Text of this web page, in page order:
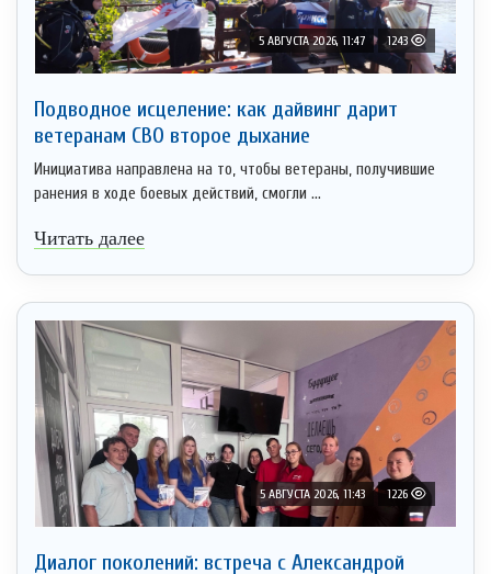
5 АВГУСТА 2026, 11:47 1243
Подводное исцеление: как дайвинг дарит
ветеранам СВО второе дыхание
Инициатива направлена на то, чтобы ветераны, получившие
ранения в ходе боевых действий, смогли ...
Читать далее
5 АВГУСТА 2026, 11:43 1226
Диалог поколений: встреча с Александрой